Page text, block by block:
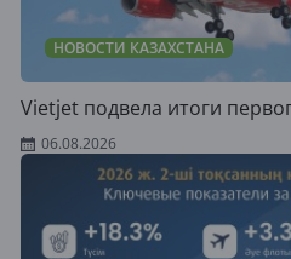
НОВОСТИ КАЗАХСТАНА
Vietjet подвела итоги
06.08.2026